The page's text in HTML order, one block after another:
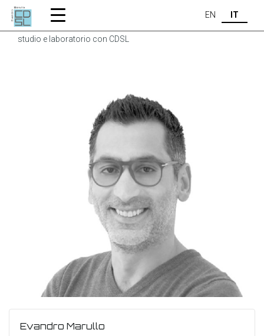
EN IT
Home Training Center
Odontoiatri – Comunicazione del colore a distanza tra
studio e laboratorio con CDSL
Evandro Marullo